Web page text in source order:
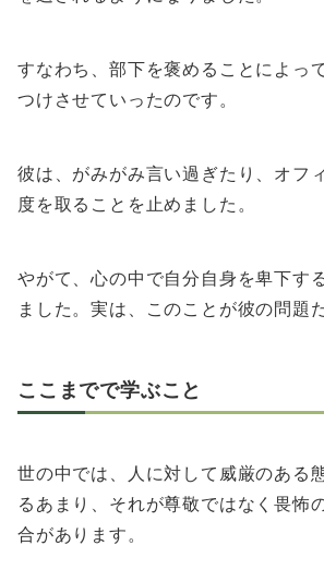
すなわち、部下を褒めることによっ
つけさせていったのです。
彼は、がみがみ言い過ぎたり、オフ
度を取ることを止めました。
やがて、心の中で自分自身を卑下す
ました。実は、このことが彼の問題
ここまでで学ぶこと
世の中では、人に対して威厳のある
るあまり、それが尊敬ではなく畏怖
合があります。